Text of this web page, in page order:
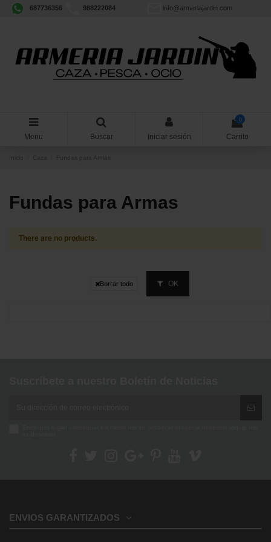
687736356 988222084 info@armeriajardin.com
Menu Buscar Iniciar sesión
0
Carrito
Fundas para Armas
Fundas para Armas
There are no products.
Borrar todo OK
ENVIOS GARANTIZADOS